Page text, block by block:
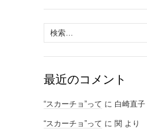
検
索:
最近のコメント
“スカーチョ”って に 白崎直子
“スカーチョ”って に 関 より